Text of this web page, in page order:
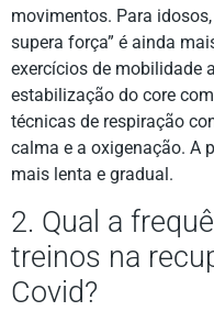
movimentos. Para
supera força” é ainda
exercícios de mobilidade
estabilização do core
técnicas de respiração
calma e a oxigenação. A
mais lenta e gradual.
2. Qual a
treinos na
Covid?